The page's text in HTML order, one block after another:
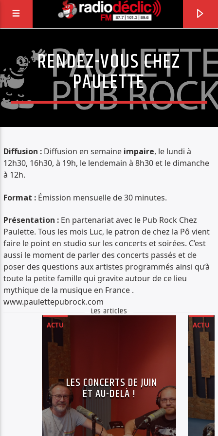
RADIO DÉCLIC
VOTRE RADIO ASSOCIATIVE EN TERRES DE
LORRAINE
PISTE ACTUELLE
MA MÉMOIRE EN CHANSON
LES SOUVENIRS EN MUSIQUE D'ANDRÉ DEJAUNE
RENDEZ-VOUS CHEZ
PAULETTE
Diffusion : Diffusion en semaine impaire, le lundi à
12h30, 16h30, à 19h, le lendemain à 8h30 et le dimanche
à 12h.
Format : Émission mensuelle de 30 minutes.
Présentation : En partenariat avec le Pub Rock Chez
Paulette. Tous les mois Luc, le patron de chez la Pô vient
faire le point en studio sur les concerts et soirées. C’est
aussi le moment de parler des concerts passés et de
poser des questions aux artistes programmés ainsi qu’à
toute la petite famille qui gravite autour de ce lieu
mythique de la musique en France .
www.paulettepubrock.com
Les articles
ACTU
LES CONCERTS DE JUIN
ET AU-DELÀ !
ACTU